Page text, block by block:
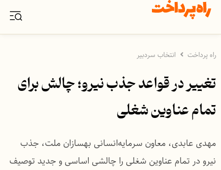
راه پرداخت انتخاب سردبیر
تغییر در قواعد جذب نیرو؛ چالش برای
تمام عناوین شغلی
مهدی عابدی، معاون سرمایه‌انسانی بهسازان ملت، جذب
نیرو در تمام عناوین شغلی را چالشی اساسی و جدید توصیف